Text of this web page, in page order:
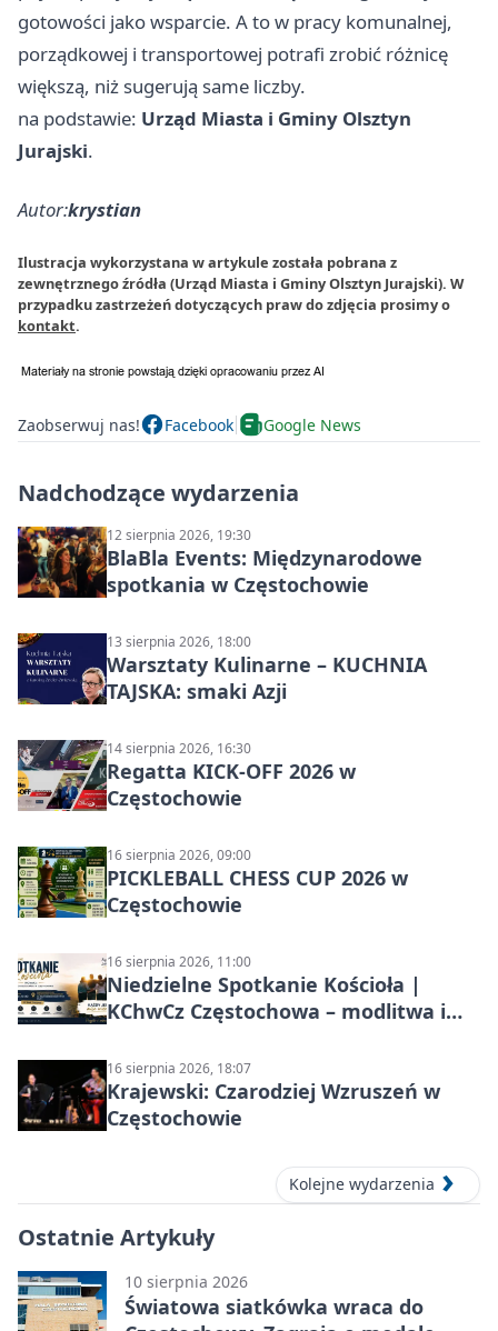
gotowości jako wsparcie. A to w pracy komunalnej,
porządkowej i transportowej potrafi zrobić różnicę
większą, niż sugerują same liczby.
na podstawie: Urząd Miasta i Gminy Olsztyn
Jurajski.
Autor:krystian
Ilustracja wykorzystana w artykule została pobrana z
zewnętrznego źródła (Urząd Miasta i Gminy Olsztyn Jurajski). W
przypadku zastrzeżeń dotyczących praw do zdjęcia prosimy o
kontakt.
Zaobserwuj nas! Facebook Google News
Nadchodzące wydarzenia
12 sierpnia 2026, 19:30
BlaBla Events: Międzynarodowe
spotkania w Częstochowie
13 sierpnia 2026, 18:00
Warsztaty Kulinarne – KUCHNIA
TAJSKA: smaki Azji
14 sierpnia 2026, 16:30
Regatta KICK-OFF 2026 w
Częstochowie
16 sierpnia 2026, 09:00
PICKLEBALL CHESS CUP 2026 w
Częstochowie
16 sierpnia 2026, 11:00
Niedzielne Spotkanie Kościoła |
KChwCz Częstochowa – modlitwa i
16 sierpnia 2026, 18:07
Krajewski: Czarodziej Wzruszeń w
Częstochowie
Kolejne wydarzenia
Ostatnie Artykuły
10 sierpnia 2026
Światowa siatkówka wraca do